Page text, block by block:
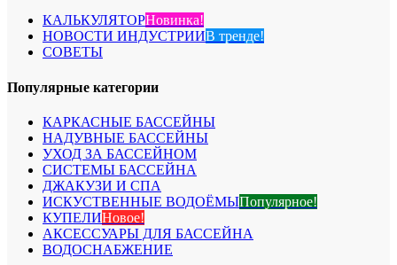
КАЛЬКУЛЯТОРНовинка!
НОВОСТИ ИНДУСТРИИВ тренде!
СОВЕТЫ
Популярные категории
КАРКАСНЫЕ БАССЕЙНЫ
НАДУВНЫЕ БАССЕЙНЫ
УХОД ЗА БАССЕЙНОМ
СИСТЕМЫ БАССЕЙНА
ДЖАКУЗИ И СПА
ИСКУСТВЕННЫЕ ВОДОЁМЫПопулярное!
КУПЕЛИНовое!
АКСЕССУАРЫ ДЛЯ БАССЕЙНА
ВОДОСНАБЖЕНИЕ